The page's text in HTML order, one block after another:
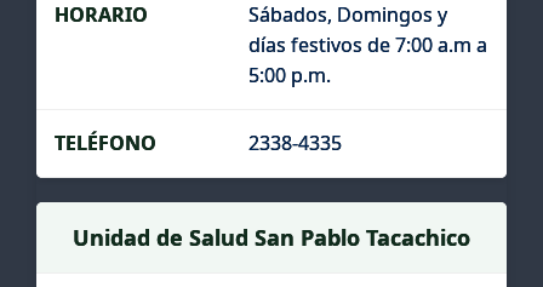
Sábados, Domingos y
días festivos de 7:00 a.m a
5:00 p.m.
2338-4335
Unidad de Salud San Pablo Tacachico